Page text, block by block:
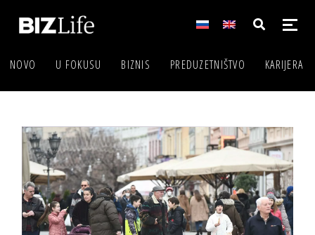
NOVO U FOKUSU BIZNIS PREDUZETNIŠTVO KARIJERA